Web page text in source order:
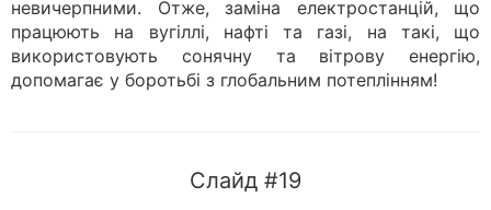
невичерпними. Отже, заміна електростанцій, що
працюють на вугіллі, нафті та газі, на такі, що
використовують сонячну та вітрову енергію,
допомагає у боротьбі з глобальним потеплінням!
Слайд #19